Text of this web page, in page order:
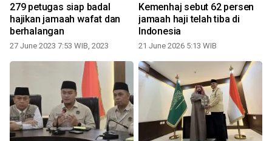
279 petugas siap badal
hajikan jamaah wafat dan
berhalangan
27 June 2023 7:53 WIB, 2023
Kemenhaj sebut 62 persen
jamaah haji telah tiba di
Indonesia
21 June 2026 5:13 WIB